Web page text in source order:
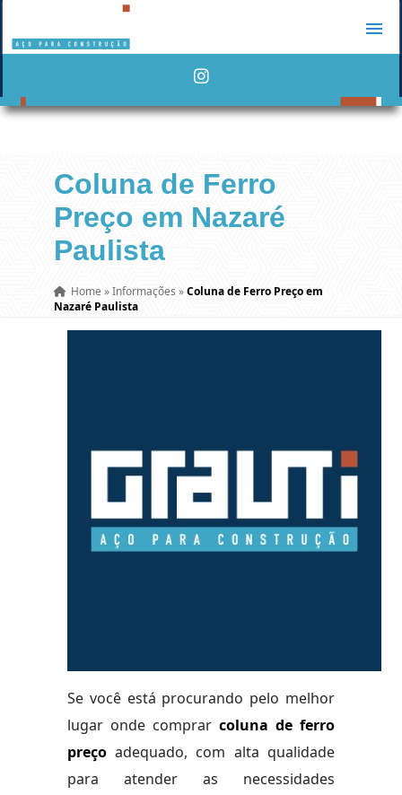
Coluna de Ferro
Preço em Nazaré
Paulista
Home »Informações »Coluna de Ferro Preço em
Nazaré Paulista
Se você está procurando pelo melhor
lugar onde comprarcoluna de ferro
preçoadequado, com alta qualidade
para atender as necessidades